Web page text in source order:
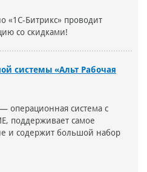
«1С-Битрикс» проводит
со скидками!
системы «Альт Рабочая
операционная система с
поддерживает самое
и содержит большой набор